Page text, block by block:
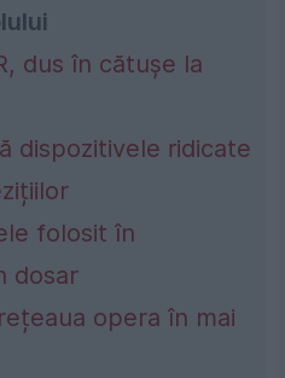
dus în cătușe la
dispozitivele ridicate
folosit în
dosar
opera în mai